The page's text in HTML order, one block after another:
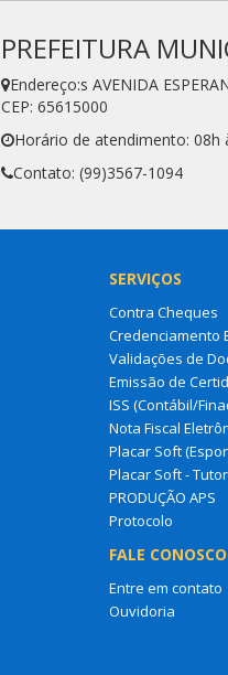
PREFEITURA
Endereço:s AVENIDA
CEP: 65615000
Horário de atendimento: 08h
Contato: (99)3567-1094
SERVIÇOS
Contra Cheques
Credenciamento
Validações de
Emissão de
ISS (Contábil/
Nota Fiscal
Placar Soft
Placar Soft -
PRODUÇÃO APS
Protocolo
FALE CONOSCO
Entre em contato
Ouvidoria